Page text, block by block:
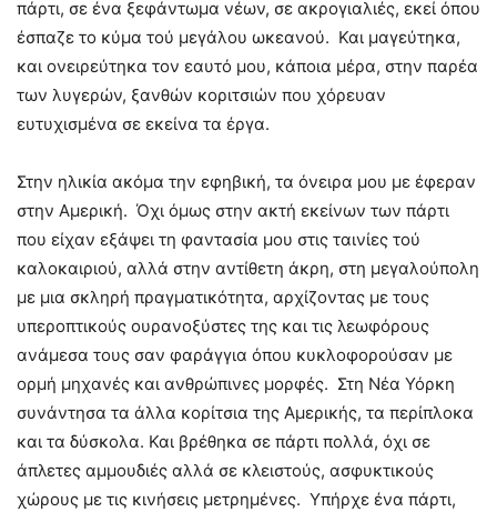
πάρτι, σε ένα ξεφάντωμα νέων, σε ακρογιαλιές, εκεί όπου
έσπαζε το κύμα τού μεγάλου ωκεανού. Και μαγεύτηκα,
και ονειρεύτηκα τον εαυτό μου, κάποια μέρα, στην παρέα
των λυγερών, ξανθών κοριτσιών που χόρευαν
ευτυχισμένα σε εκείνα τα έργα.
Στην ηλικία ακόμα την εφηβική, τα όνειρα μου με έφεραν
στην Αμερική. Όχι όμως στην ακτή εκείνων των πάρτι
που είχαν εξάψει τη φαντασία μου στις ταινίες τού
καλοκαιριού, αλλά στην αντίθετη άκρη, στη μεγαλούπολη
με μια σκληρή πραγματικότητα, αρχίζοντας με τους
υπεροπτικούς ουρανοξύστες της και τις λεωφόρους
ανάμεσα τους σαν φαράγγια όπου κυκλοφορούσαν με
ορμή μηχανές και ανθρώπινες μορφές. Στη Νέα Υόρκη
συνάντησα τα άλλα κορίτσια της Αμερικής, τα περίπλοκα
και τα δύσκολα. Και βρέθηκα σε πάρτι πολλά, όχι σε
άπλετες αμμουδιές αλλά σε κλειστούς, ασφυκτικούς
χώρους με τις κινήσεις μετρημένες. Υπήρχε ένα πάρτι,